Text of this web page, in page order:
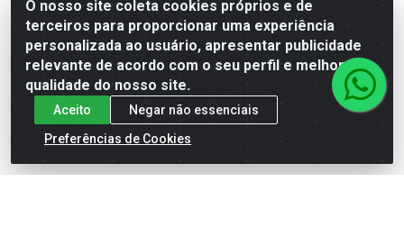
Faça seu login ou
cadastre-se para
ver preços e
comprar
Faça seu login ou
cadastre-se para
O nosso site coleta cookies próprios e de
terceiros para proporcionar uma experiência
personalizada ao usuário, apresentar publicidade
relevante de acordo com o seu perfil e melhorar a
qualidade do nosso site.
Aceito
Negar não essenciais
Preferências de Cookies